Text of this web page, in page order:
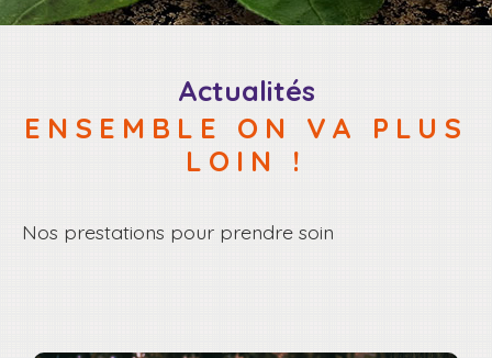
Actualités
ENSEMBLE ON VA PLUS
LOIN !
Nos prestations pour prendre soin